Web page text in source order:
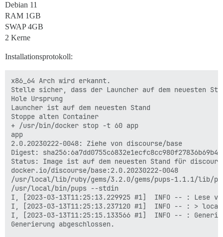
Debian 11
RAM 1GB
SWAP 4GB
2 Kerne
Installationsprotokoll:
x86_64 Arch wird erkannt.
Stelle sicher, dass der Launcher auf dem neuesten
Hole Ursprung
Launcher ist auf dem neuesten Stand
Stoppe alten Container
+ /usr/bin/docker stop -t 60 app
app
2.0.20230222-0048: Ziehe von discourse/base
Digest:
Status: Image ist auf dem neuesten Stand für
docker.io/discourse/base:2.0.20230222-0048
/usr/local/lib/ruby/gems/3.2.0/gems/pups-1.1.1/lib/
/usr/local/bin/pups --stdin
I, [2023-03-13T11:25:13.229925 #1]  INFO -- : Lese
I, [2023-03-13T11:25:13.237120 #1]  INFO -- : >
I, [2023-03-13T11:25:15.133566 #1]  INFO -- :
Generierung abgeschlossen.